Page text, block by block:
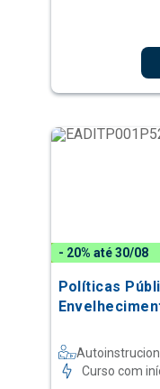
- 20% até 30/08
Políticas
Curso com